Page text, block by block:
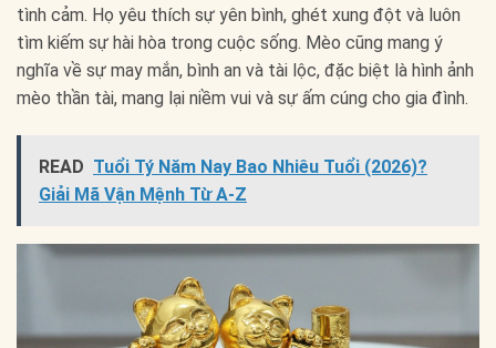
tình cảm. Họ yêu thích sự yên bình, ghét xung đột và luôn
tìm kiếm sự hài hòa trong cuộc sống. Mèo cũng mang ý
nghĩa về sự may mắn, bình an và tài lộc, đặc biệt là hình ảnh
mèo thần tài, mang lại niềm vui và sự ấm cúng cho gia đình.
READ Tuổi Tý Năm Nay Bao Nhiêu Tuổi (2026)?
Giải Mã Vận Mệnh Từ A-Z